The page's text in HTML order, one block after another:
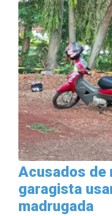
Acusados de
garagista
madrugada